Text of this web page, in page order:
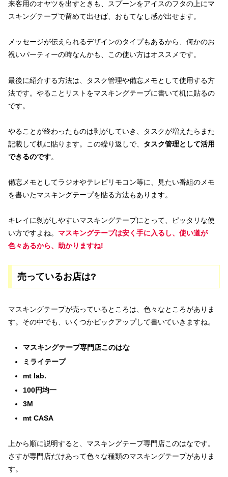
来客用のオヤツを出すときも、スプーンをアイスのフタの上にマ
スキングテープで留めて出せば、おもてなし感が出せます。
メッセージが伝えられるデザインのタイプもあるから、何かのお
祝いパーティーの時なんかも、この使い方はオススメです。
最後に紹介する方法は、タスク管理や備忘メモとして使用する方
法です。やることリストをマスキングテープに書いて机に貼るの
です。
やることが終わったものは剥がしていき、タスクが増えたらまた
記載して机に貼ります。この繰り返しで、 タスク管理として活用
できるのです。
備忘メモとしてラジオやテレビリモコン等に、見たい番組のメモ
を書いたマスキングテープを貼る方法もあります。
キレイに剝がしやすいマスキングテープにとって、ピッタリな使
い方ですよね。 マスキングテープは安く手に入るし、使い道が
色々あるから、助かりますね!
売っているお店は?
マスキングテープが売っているところは、色々なところがありま
す。その中でも、いくつかピックアップして書いていきますね。
マスキングテープ専門店このはな
ミライテープ
mt lab.
100円均一
3M
mt CASA
上から順に説明すると、マスキングテープ専門店このはなです。
さすが専門店だけあって色々な種類のマスキングテープがありま
す。